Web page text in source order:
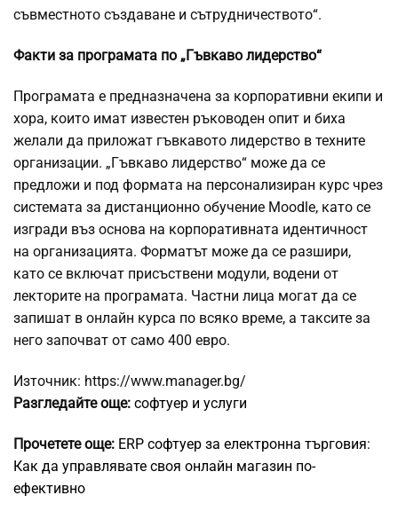
съвместното създаване и сътрудничеството“.
Факти за програмата по „Гъвкаво лидерство“
Програмата е предназначена за корпоративни екипи и
хора, които имат известен ръководен опит и биха
желали да приложат гъвкавото лидерство в техните
организации. „Гъвкаво лидерство“ може да се
предложи и под формата на персонализиран курс чрез
системата за дистанционно обучение Moodle, като се
изгради въз основа на корпоративната идентичност
на организацията. Форматът може да се разшири,
като се включат присъствени модули, водени от
лекторите на програмата. Частни лица могат да се
запишат в онлайн курса по всяко време, а таксите за
него започват от само 400 евро.
Източник: https://www.manager.bg/
Разгледайте още: софтуер и услуги
Прочетете още: ERP софтуер за електронна търговия:
Как да управлявате своя онлайн магазин по-
ефективно